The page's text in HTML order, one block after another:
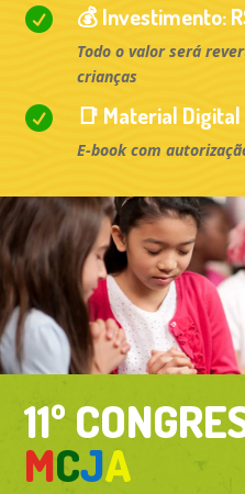
 💰 Investimento:
Todo o valor será
crianças
 📑 Material
E-book com
11º
MCJA